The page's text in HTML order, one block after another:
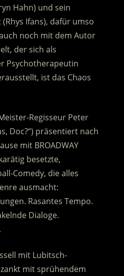
Hahn) und sein
Ifans), dafür umso
noch mit dem Autor
der sich als
Psychotherapeutin
ist das Chaos
Regisseur Peter
Doc?“) präsentiert nach
mit BROADWAY
besetzte,
Comedy, die alles
ausmacht:
Rasantes Tempo.
Dialoge.
mit Lubitsch-
mit sprühendem